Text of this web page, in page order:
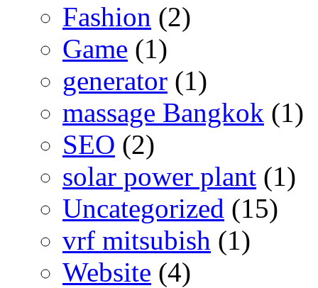
Fashion (2)
Game (1)
generator (1)
massage Bangkok (1)
SEO (2)
solar power plant (1)
Uncategorized (15)
vrf mitsubish (1)
Website (4)